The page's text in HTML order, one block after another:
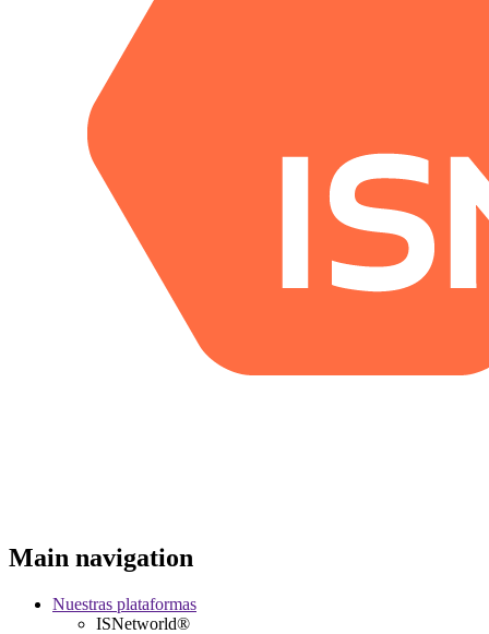
Main navigation
Nuestras plataformas
ISNetworld®